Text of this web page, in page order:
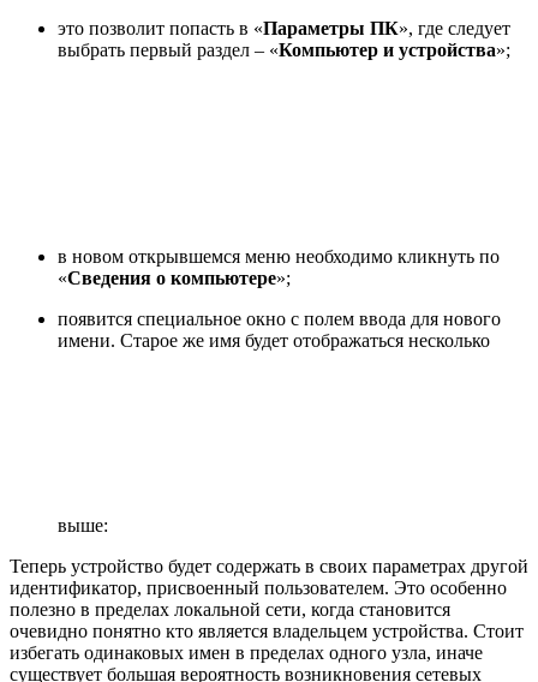
это позволит попасть в «Параметры ПК», где следует
выбрать первый раздел – «Компьютер и устройства»;
в новом открывшемся меню необходимо кликнуть по
«Сведения о компьютере»;
появится специальное окно с полем ввода для нового
имени. Старое же имя будет отображаться несколько
выше:
Теперь устройство будет содержать в своих параметрах другой
идентификатор, присвоенный пользователем. Это особенно
полезно в пределах локальной сети, когда становится
очевидно понятно кто является владельцем устройства. Стоит
избегать одинаковых имен в пределах одного узла, иначе
существует большая вероятность возникновения сетевых